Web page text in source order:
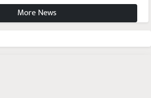
More News